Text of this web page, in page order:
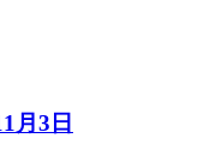
月3日